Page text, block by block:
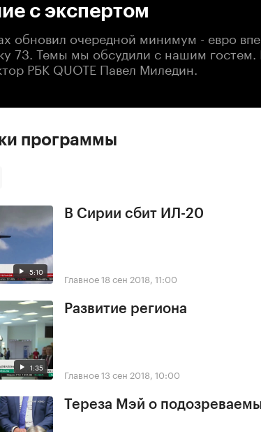
с экспертом
обновил очередной минимум - евро
73. Темы мы обсудили с нашим гостем.
РБК QUOTE Павел Миледин.
программы
5:10
В Сирии сбит ИЛ-20
Главное18 сен 2018, 11:00
1:35
Развитие региона
Главное13 сен 2018, 10:00
Тереза Мэй о